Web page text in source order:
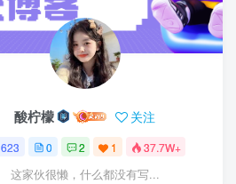
酸柠檬 关注
623 0 2 1 37.7W+
这家伙很懒，什么都没有写...